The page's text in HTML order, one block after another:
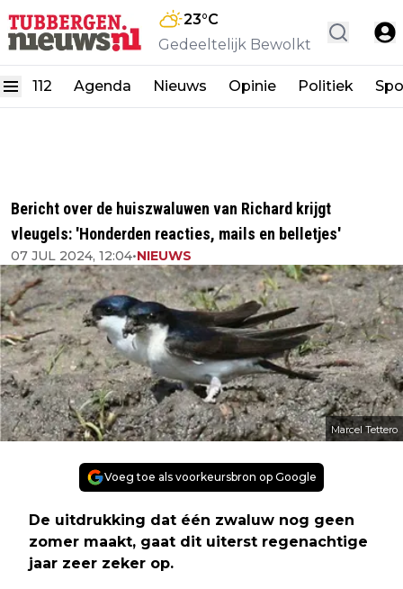
23°C
Gedeeltelijk Bewolkt
112 Agenda Nieuws Opinie Politiek
Bericht over de huiszwaluwen van Richard krijgt
vleugels: 'Honderden reacties, mails en belletjes'
07 JUL 2024, 12:04•NIEUWS
Marcel Tettero
Voeg toe als voorkeursbron op Google
De uitdrukking dat één zwaluw nog geen
zomer maakt, gaat dit uiterst regenachtige
jaar zeer zeker op.